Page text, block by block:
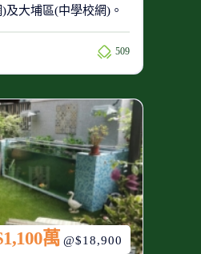
及大埔區(中學校網)。
509
萬 @$18,900